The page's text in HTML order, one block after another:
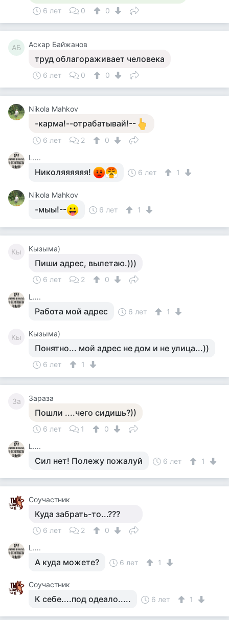
6 лет 0 0
АБ Аскар Байжанов
труд облагораживает человека
6 лет 0 0
Nikola Mahkov
-карма!--отрабатывай!--
6 лет 2
0
L….
Николяяяяяя! 6 лет 1
Nikola Mahkov
-мыы!-- 6 лет 1
Кы Кызыма)
Пиши адрес, вылетаю.)))
6 лет 2
0
L….
Работа мой адрес 6 лет 1
Кы Кызыма)
Понятно... мой адрес не дом и не улица...))
6 лет 1
За Зараза
Пошли ....чего сидишь?))
6 лет 1
0
L….
Сил нет! Полежу пожалуй 6 лет 1
Соучастник
Куда забрать-то...???
6 лет 2
0
L….
А куда можете? 6 лет 1
Соучастник
К себе....под одеало..... 6 лет 1